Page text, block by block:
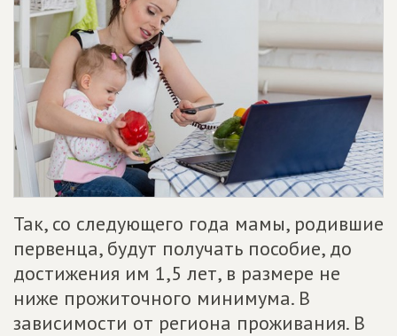
Так, со следующего года мамы, родившие
первенца, будут получать пособие, до
достижения им 1,5 лет, в размере не
ниже прожиточного минимума. В
зависимости от региона проживания. В